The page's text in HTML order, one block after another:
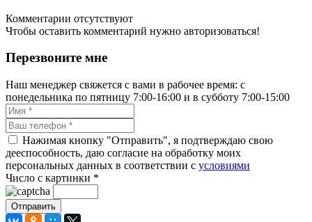
Комментарии отсутствуют
Чтобы оставить комментарий нужно авторизоваться!
Перезвоните мне
Наш менеджер свяжется с вами в рабочее время: с
понедельника по пятницу 7:00-16:00 и в субботу 7:00-15:00
Нажимая кнопку "Отправить", я подтверждаю свою
дееспособность, даю согласие на обработку моих
персональных данных в соответствии с условиями
Число с картинки *